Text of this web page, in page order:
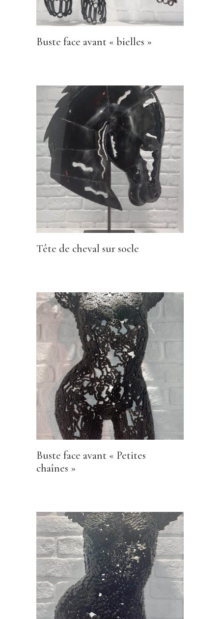
Buste face avant « bielles »
Tête de cheval sur socle
Buste face avant « Petites
chaînes »